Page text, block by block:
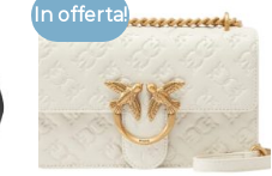
In offerta!